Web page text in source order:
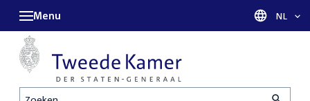
Zoeken
Menu Taal
NL